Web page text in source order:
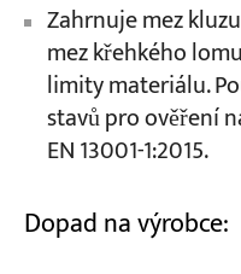
Zahrnuje mez
mez křehkého
limity materiálu.
stavů pro ověření
EN 13001-1:2015.
Dopad na výrobce: